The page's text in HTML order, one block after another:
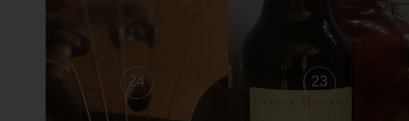
24 23